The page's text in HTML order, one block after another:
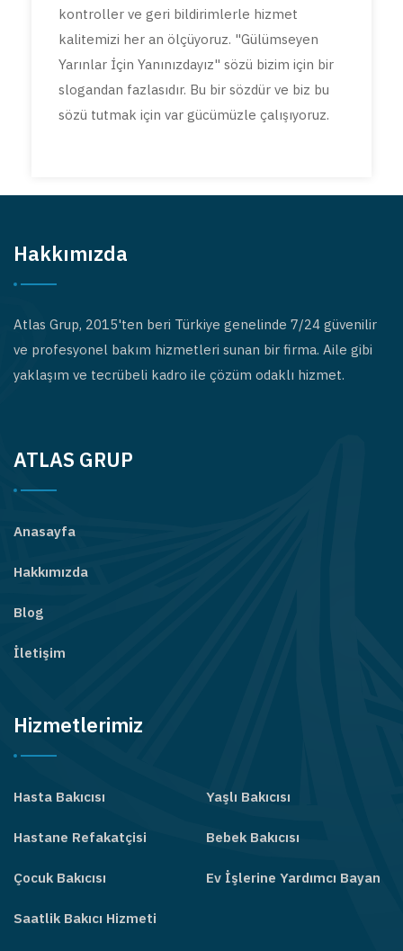
kontroller ve geri bildirimlerle hizmet
kalitemizi her an ölçüyoruz. "Gülümseyen
Yarınlar İçin Yanınızdayız" sözü bizim için bir
slogandan fazlasıdır. Bu bir sözdür ve biz bu
sözü tutmak için var gücümüzle çalışıyoruz.
Hakkımızda
Atlas Grup, 2015'ten beri Türkiye genelinde 7/24 güvenilir
ve profesyonel bakım hizmetleri sunan bir firma. Aile gibi
yaklaşım ve tecrübeli kadro ile çözüm odaklı hizmet.
ATLAS GRUP
Anasayfa
Hakkımızda
Blog
İletişim
Hizmetlerimiz
Hasta Bakıcısı Yaşlı Bakıcısı
Hastane Refakatçisi Bebek Bakıcısı
Çocuk Bakıcısı Ev İşlerine Yardımcı Bayan
Saatlik Bakıcı Hizmeti